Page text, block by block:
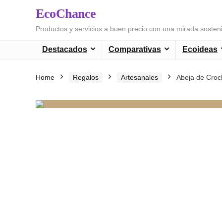
EcoChance
Productos y servicios a buen precio con una mirada
Destacados Comparativas Ecoideas
Home Regalos Artesanales Abeja de